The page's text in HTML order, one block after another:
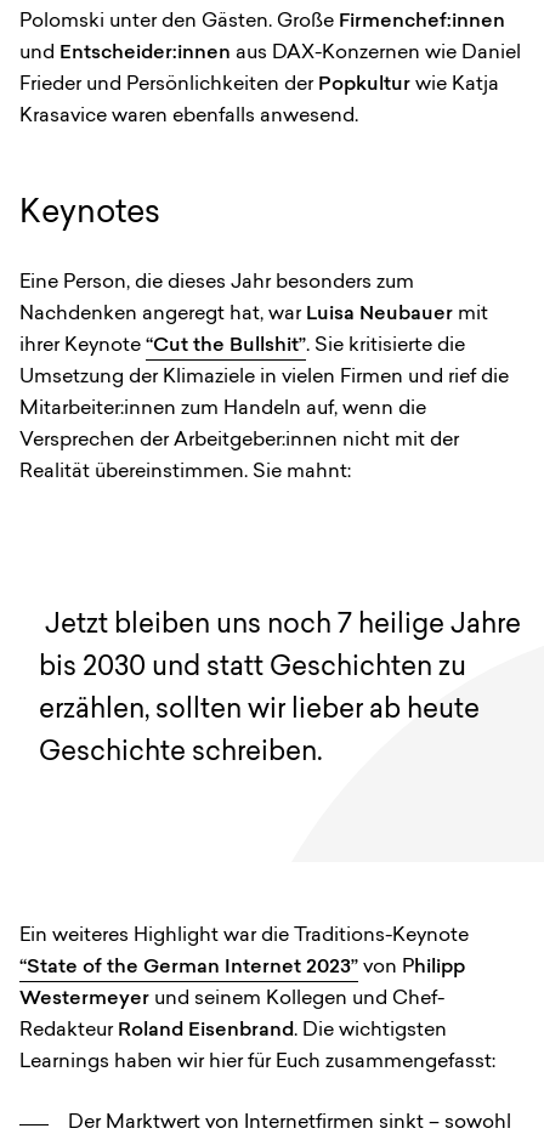
Polomski unter den Gästen. Große Firmenchef:innen
und Entscheider:innen aus DAX-Konzernen wie Daniel
Frieder und Persönlichkeiten der Popkultur wie Katja
Krasavice waren ebenfalls anwesend.
Keynotes
Eine Person, die dieses Jahr besonders zum
Nachdenken angeregt hat, war Luisa Neubauer mit
ihrer Keynote “Cut the Bullshit”. Sie kritisierte die
Umsetzung der Klimaziele in vielen Firmen und rief die
Mitarbeiter:innen zum Handeln auf, wenn die
Versprechen der Arbeitgeber:innen nicht mit der
Realität übereinstimmen. Sie mahnt:
Jetzt bleiben uns noch 7 heilige Jahre
bis 2030 und statt Geschichten zu
erzählen, sollten wir lieber ab heute
Geschichte schreiben.
Ein weiteres Highlight war die Traditions-Keynote
“State of the German Internet 2023” von Philipp
Westermeyer und seinem Kollegen und Chef-
Redakteur Roland Eisenbrand. Die wichtigsten
Learnings haben wir hier für Euch zusammengefasst:
Der Marktwert von Internetfirmen sinkt – sowohl